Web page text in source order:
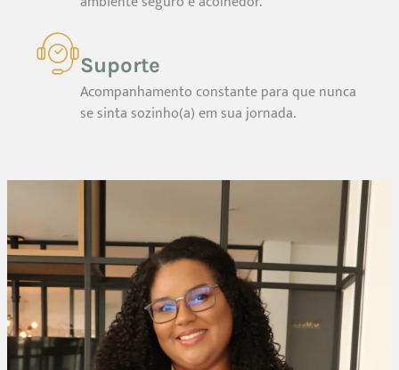
Suporte
Acompanhamento constante para que nunca
se sinta sozinho(a) em sua jornada.